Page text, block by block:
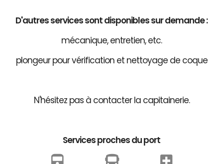
D'autres services sont disponibles sur demande :
mécanique, entretien, etc.
plongeur pour vérification et nettoyage de coque
N'hésitez pas à contacter la capitainerie.
Services proches du port